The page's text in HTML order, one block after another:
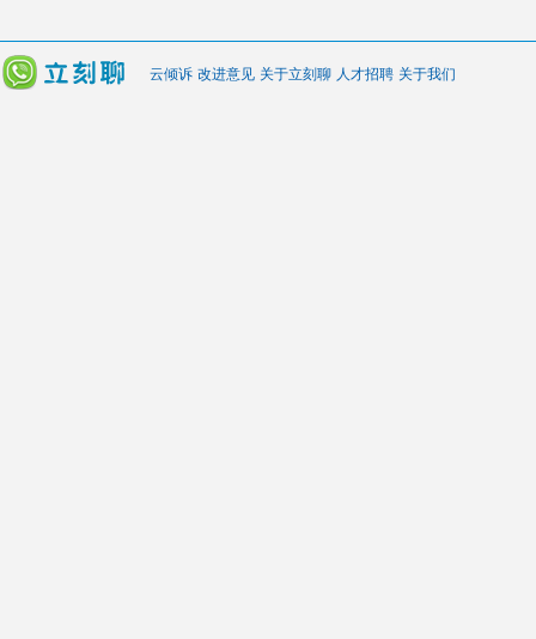
云倾诉 改进意见 关于立刻聊 人才招聘 关于我们